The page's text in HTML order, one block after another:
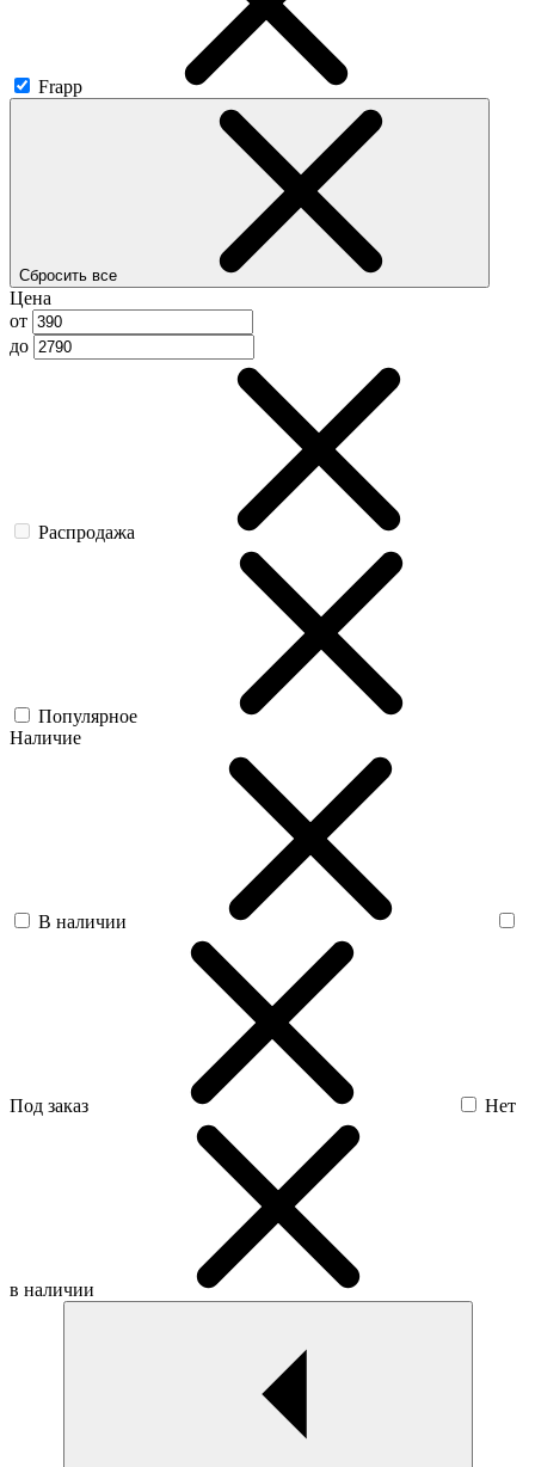
Frapp
Сбросить все
Цена
от
до
Распродажа
Популярное
Наличие
В наличии
Под заказ Нет
в наличии